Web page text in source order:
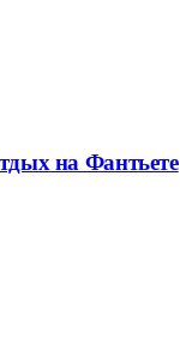
на Фантьете